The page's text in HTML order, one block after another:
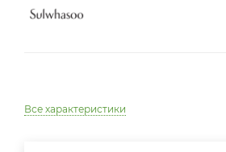
Все характеристики